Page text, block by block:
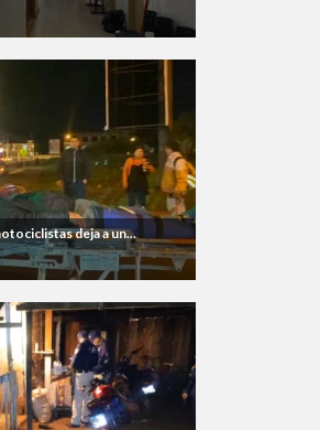
deja a un...